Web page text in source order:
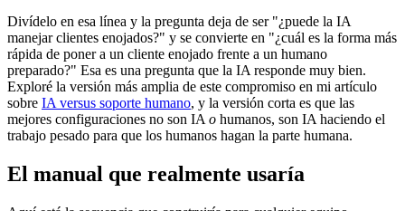
Divídelo en esa línea y la pregunta deja de ser "¿puede la IA
manejar clientes enojados?" y se convierte en "¿cuál es la forma más
rápida de poner a un cliente enojado frente a un humano
preparado?" Esa es una pregunta que la IA responde muy bien.
Exploré la versión más amplia de este compromiso en mi artículo
sobre IA versus soporte humano, y la versión corta es que las
mejores configuraciones no son IA o humanos, son IA haciendo el
trabajo pesado para que los humanos hagan la parte humana.
El manual que realmente usaría